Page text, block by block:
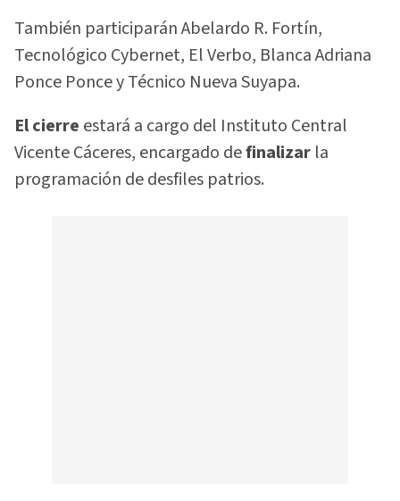
También participarán Abelardo R. Fortín,
Tecnológico Cybernet, El Verbo, Blanca Adriana
Ponce Ponce y Técnico Nueva Suyapa.
El cierre estará a cargo del Instituto Central
Vicente Cáceres, encargado definalizar la
programación de desfiles patrios.